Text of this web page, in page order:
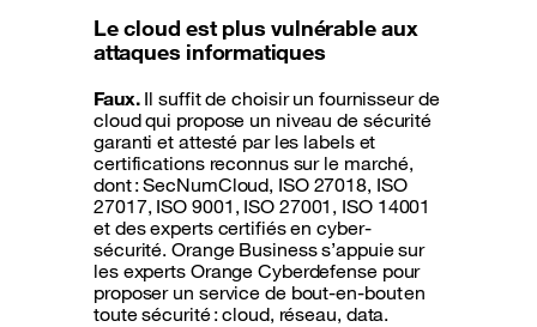
Le cloud est plus vulnérable aux
attaques informatiques
Faux.Il suffit de choisir un fournisseur de
cloud qui propose un niveau de sécurité
garanti et attesté par les labels et
certifications reconnus sur le marché,
dont : SecNumCloud, ISO 27018, ISO
27017, ISO 9001, ISO 27001, ISO 14001
et des experts certifiés en cyber-
sécurité. Orange Business s’appuie sur
les experts Orange Cyberdefense pour
proposer un service de bout-en-bout en
toute sécurité : cloud, réseau, data.